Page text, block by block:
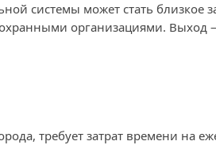
системы может стать близкое
организациями. Выход
требует затрат времени на